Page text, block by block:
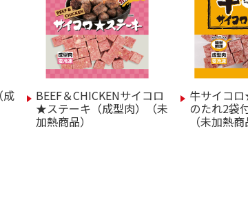
成 BEEF＆CHICKENサイコロ
★ステーキ（成型肉）（未
加熱商品）
牛サイコ
のたれ2袋
（未加熱商